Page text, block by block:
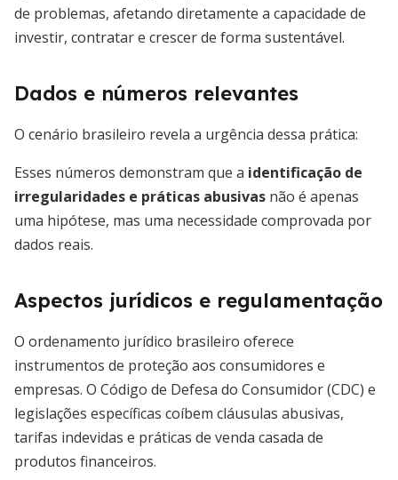
de problemas, afetando diretamente a capacidade de
investir, contratar e crescer de forma sustentável.
Dados e números relevantes
O cenário brasileiro revela a urgência dessa prática:
Esses números demonstram que a identificação de
irregularidades e práticas abusivas não é apenas
uma hipótese, mas uma necessidade comprovada por
dados reais.
Aspectos jurídicos e regulamentação
O ordenamento jurídico brasileiro oferece
instrumentos de proteção aos consumidores e
empresas. O Código de Defesa do Consumidor (CDC) e
legislações específicas coíbem cláusulas abusivas,
tarifas indevidas e práticas de venda casada de
produtos financeiros.